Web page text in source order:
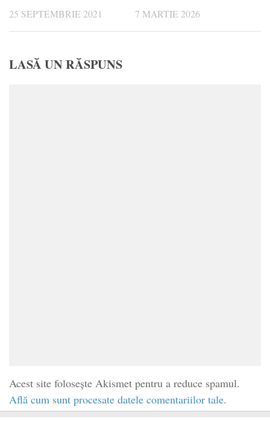
25 SEPTEMBRIE 2021 7 MARTIE 2026
LASĂ UN RĂSPUNS
Acest site folosește Akismet pentru a reduce spamul.
Află cum sunt procesate datele comentariilor tale.